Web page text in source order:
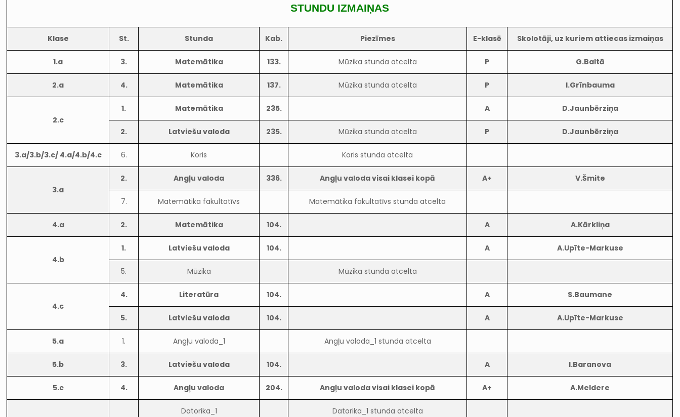
STUNDU IZMAIŅAS
Klase St. Stunda Kab. Piezīmes E-klasē Skolotāji, uz kuriem attiecas izmaiņas
1.a 3. Matemātika 133. Mūzika stunda atcelta P G.Baltā
2.a 4. Matemātika 137. Mūzika stunda atcelta P I.Grīnbauma
2.c
1. Matemātika 235. A D.Jaunbērziņa
2. Latviešu valoda 235. Mūzika stunda atcelta P D.Jaunbērziņa
3.a/3.b/3.c/ 4.a/4.b/4.c 6. Koris Koris stunda atcelta
3.a
2. Angļu valoda 336. Angļu valoda visai klasei kopā A+ V.Šmite
7. Matemātika fakultatīvs Matemātika fakultatīvs stunda atcelta
4.a 2. Matemātika 104. A A.Kārkliņa
4.b
1. Latviešu valoda 104. A A.Upīte-Markuse
5. Mūzika Mūzika stunda atcelta
4.c
4. Literatūra 104. A S.Baumane
5. Latviešu valoda 104. A A.Upīte-Markuse
5.a 1. Angļu valoda_1 Angļu valoda_1 stunda atcelta
5.b 3. Latviešu valoda 104. A I.Baranova
5.c 4. Angļu valoda 204. Angļu valoda visai klasei kopā A+ A.Meldere
Datorika_1 Datorika_1 stunda atcelta